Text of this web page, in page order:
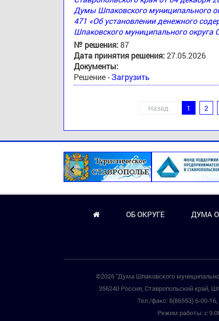
Думы Шпаковского муниципального
471 «Об установлении денежного
Шпаковского муниципального округа
№ решения:87
Дата принятия решения:27.05.2026
Документы:
Решение - Загрузить
Назад 1 2
ОБ ОКРУГЕ ДУМА
©2026 "Дума Шпаковского
356240 Россия, Ставропольский край,
Тел./факс: 8(86553) 6-00-
Режим работы: с